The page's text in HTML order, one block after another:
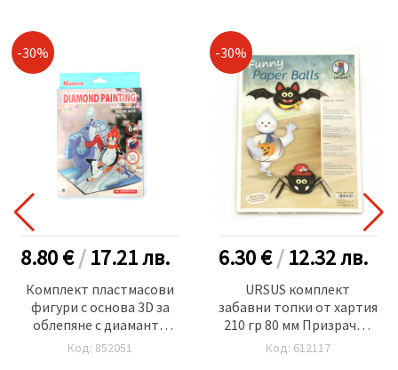
-30%
8.80 €/17.21лв.
Комплект пластмасови
фигури с основа 3D за
облепяне с диаманти
17x14x20 см - тюлен и
пингвин
Код: 852051
-30%
6.30 €/12.32лв.
URSUS комплект
забавни топки от хартия
210 гр 80 мм Призрачни
същества 6 броя
Код: 612117